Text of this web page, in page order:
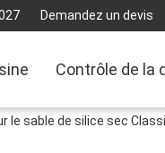
Demandez un devis
Contrôle de la
le sable de silice sec